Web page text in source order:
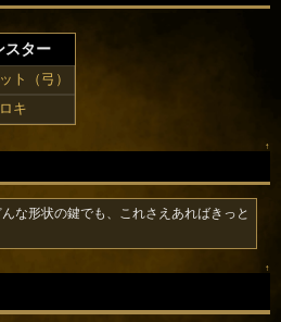
スター
ト（弓）
キ
↑
な形状の鍵でも、これさえあればきっと
↑